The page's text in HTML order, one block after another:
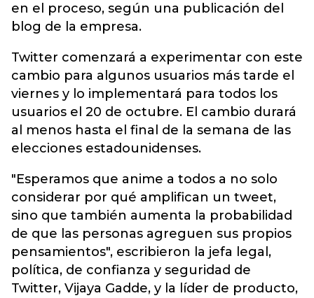
en el proceso, según una publicación del
blog de la empresa.
Twitter comenzará a experimentar con este
cambio para algunos usuarios más tarde el
viernes y lo implementará para todos los
usuarios el 20 de octubre. El cambio durará
al menos hasta el final de la semana de las
elecciones estadounidenses.
"Esperamos que anime a todos a no solo
considerar por qué amplifican un tweet,
sino que también aumenta la probabilidad
de que las personas agreguen sus propios
pensamientos", escribieron la jefa legal,
política, de confianza y seguridad de
Twitter, Vijaya Gadde, y la líder de producto,